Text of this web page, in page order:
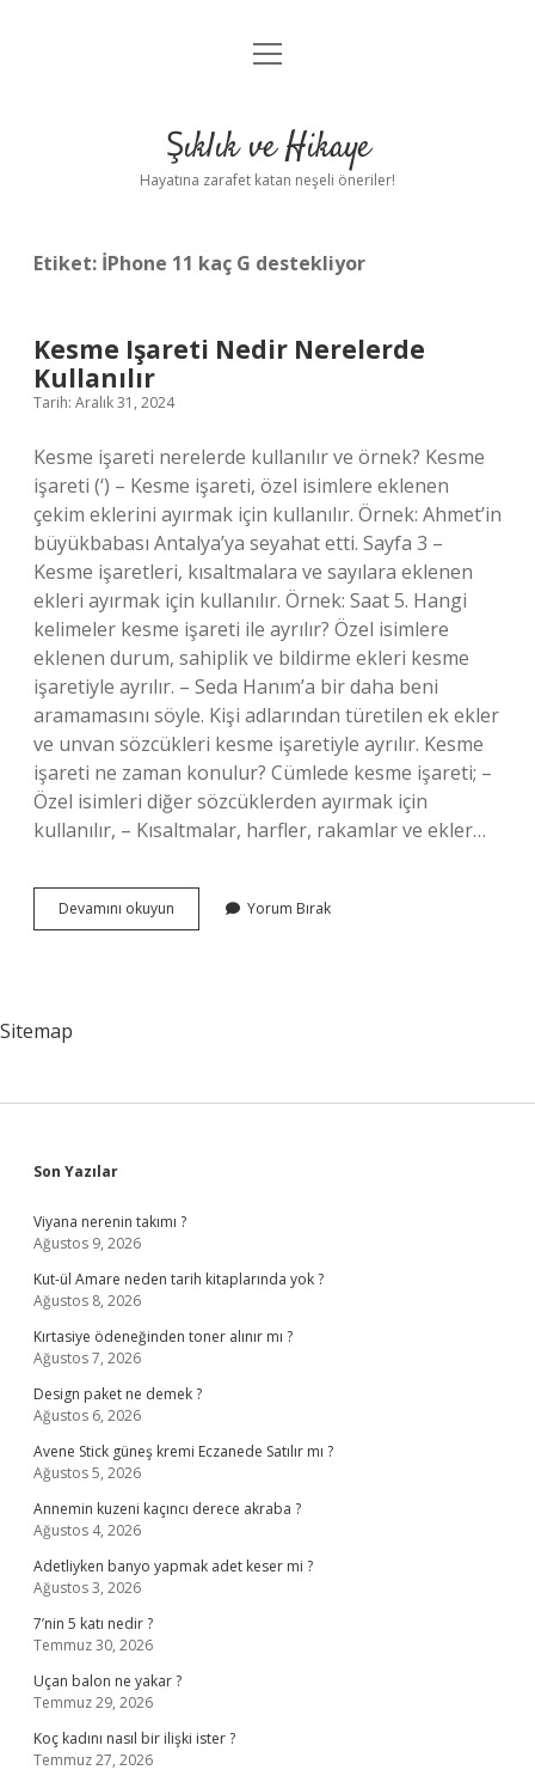
Anasayfa
Yasal Uyarı
menüyü
Şıklık ve Hikaye
Hayatına zarafet katan neşeli öneriler!
Etiket: İPhone 11 kaç G destekliyor
Kesme Işareti Nedir Nerelerde
Kullanılır
Tarih: Aralık 31, 2024
Kesme işareti nerelerde kullanılır ve örnek? Kesme
işareti (‘) – Kesme işareti, özel isimlere eklenen
çekim eklerini ayırmak için kullanılır. Örnek: Ahmet’in
büyükbabası Antalya’ya seyahat etti. Sayfa 3 –
Kesme işaretleri, kısaltmalara ve sayılara eklenen
ekleri ayırmak için kullanılır. Örnek: Saat 5. Hangi
kelimeler kesme işareti ile ayrılır? Özel isimlere
eklenen durum, sahiplik ve bildirme ekleri kesme
işaretiyle ayrılır. – Seda Hanım’a bir daha beni
aramamasını söyle. Kişi adlarından türetilen ek ekler
ve unvan sözcükleri kesme işaretiyle ayrılır. Kesme
işareti ne zaman konulur? Cümlede kesme işareti; –
Özel isimleri diğer sözcüklerden ayırmak için
kullanılır, – Kısaltmalar, harfler, rakamlar ve ekler…
Devamını okuyun
Işareti
Yorum Bırak
Sitemap
Sidebar
Son Yazılar
Viyana nerenin takımı ?
Ağustos 9, 2026
Kut-ül Amare neden tarih kitaplarında yok ?
Ağustos 8, 2026
Kırtasiye ödeneğinden toner alınır mı ?
Ağustos 7, 2026
Design paket ne demek ?
Ağustos 6, 2026
Avene Stick güneş kremi Eczanede Satılır mı ?
Ağustos 5, 2026
Annemin kuzeni kaçıncı derece akraba ?
Ağustos 4, 2026
Adetliyken banyo yapmak adet keser mi ?
Ağustos 3, 2026
7’nin 5 katı nedir ?
Temmuz 30, 2026
Uçan balon ne yakar ?
Temmuz 29, 2026
Koç kadını nasıl bir ilişki ister ?
Temmuz 27, 2026